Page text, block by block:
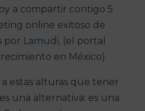
a compartir contigo 5
online exitoso de
por Lamudi, (el portal
en México).
estas alturas que tener
una alternativa: es una